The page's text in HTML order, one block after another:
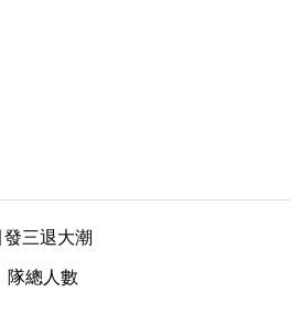
發三退大潮
隊總人數